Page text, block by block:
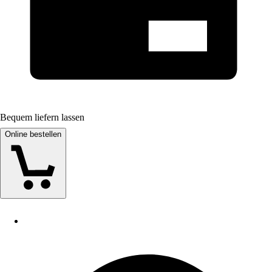
Bequem liefern lassen
Online bestellen